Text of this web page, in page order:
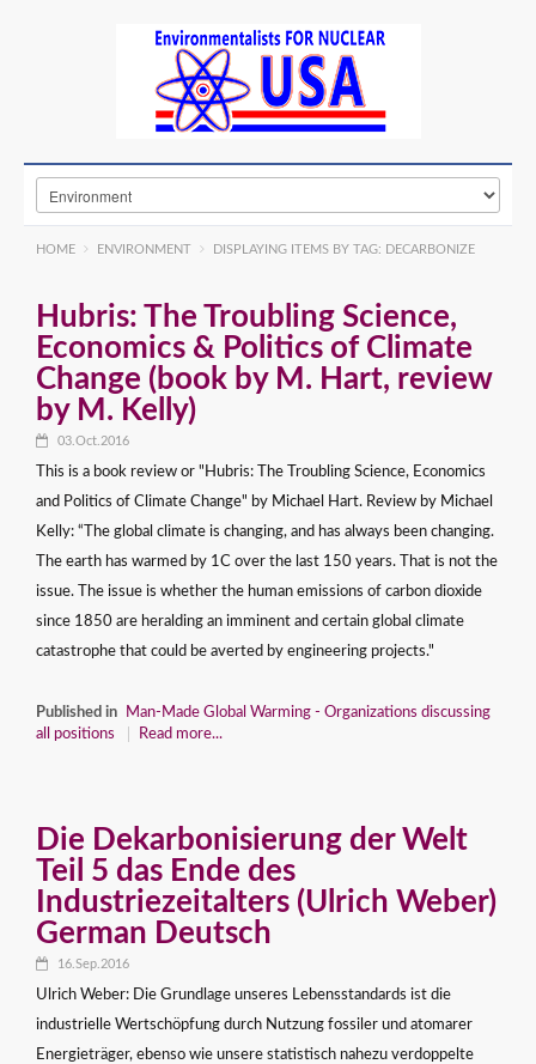
HOME ENVIRONMENT DISPLAYING ITEMS BY TAG: DECARBONIZE
Hubris: The Troubling Science,
Economics & Politics of Climate
Change (book by M. Hart, review
by M. Kelly)
03.Oct.2016
This is a book review or "Hubris: The Troubling Science, Economics
and Politics of Climate Change" by Michael Hart. Review by Michael
Kelly: “The global climate is changing, and has always been changing.
The earth has warmed by 1C over the last 150 years. That is not the
issue. The issue is whether the human emissions of carbon dioxide
since 1850 are heralding an imminent and certain global climate
catastrophe that could be averted by engineering projects."
Published in
Man-Made Global Warming - Organizations discussing
all positions
Read more...
Die Dekarbonisierung der Welt
Teil 5 das Ende des
Industriezeitalters (Ulrich Weber)
German Deutsch
16.Sep.2016
Ulrich Weber: Die Grundlage unseres Lebensstandards ist die
industrielle Wertschöpfung durch Nutzung fossiler und atomarer
Energieträger, ebenso wie unsere statistisch nahezu verdoppelte